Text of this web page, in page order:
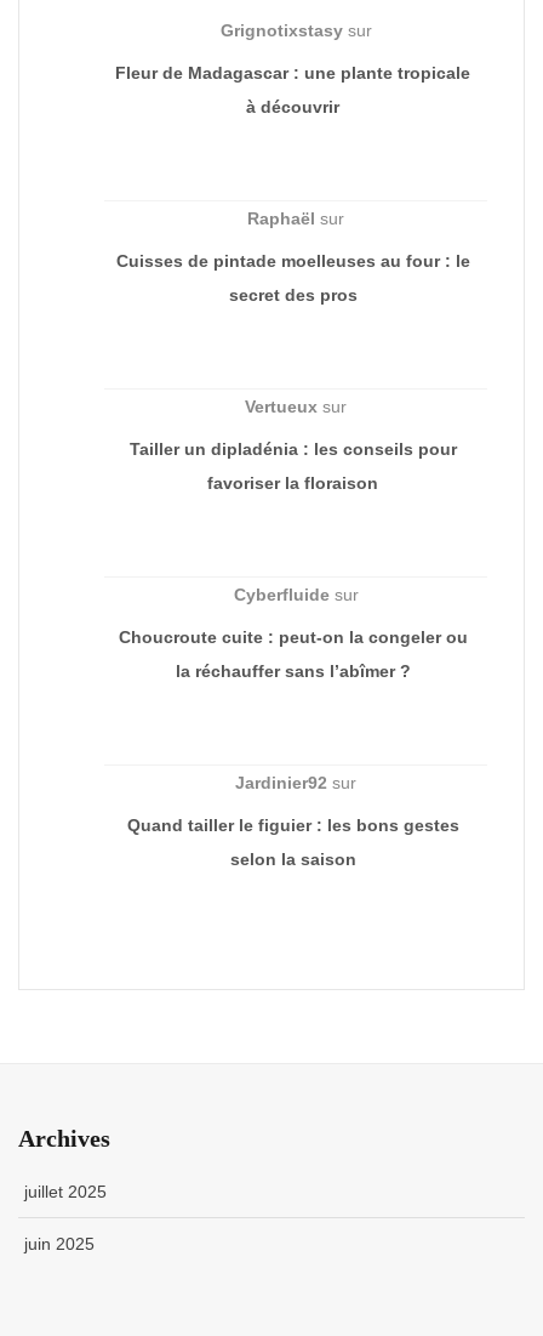
Grignotixstasysur
Fleur de Madagascar : une plante tropicale
à découvrir
Raphaël sur
Cuisses de pintade moelleuses au four : le
secret des pros
Vertueux sur
Tailler un dipladénia : les conseils pour
favoriser la floraison
Cyberfluidesur
Choucroute cuite : peut-on la congeler ou
la réchauffer sans l’abîmer ?
Jardinier92 sur
Quand tailler le figuier : les bons gestes
selon la saison
Archives
juillet 2025
juin 2025